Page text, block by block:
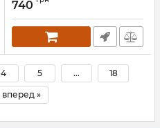
медицинскими
Артикул: KI-7046
740
4 5 ... 18
вперед »